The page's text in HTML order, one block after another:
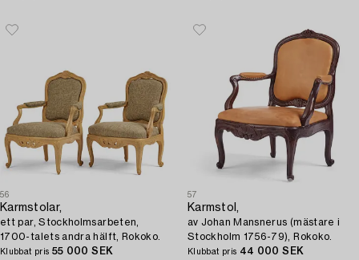
56
Karmstolar,
ett par, Stockholmsarbeten,
1700-talets andra hälft, Rokoko.
Klubbat pris 55 000 SEK
57
Karmstol,
av Johan Mansnerus (mästare i
Stockholm 1756-79), Rokoko.
Klubbat pris 44 000 SEK